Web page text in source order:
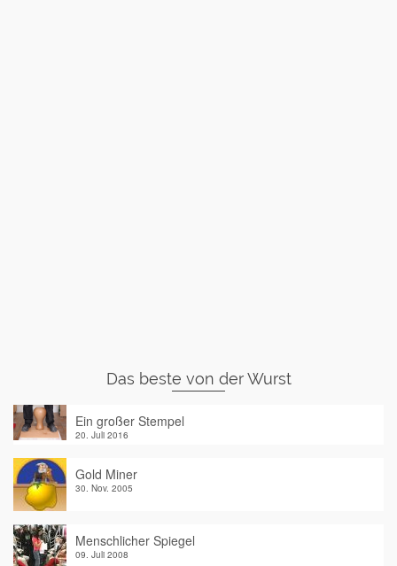
Das beste von der Wurst
Ein großer Stempel
20. Juli 2016
Gold Miner
30. Nov. 2005
Menschlicher Spiegel
09. Juli 2008